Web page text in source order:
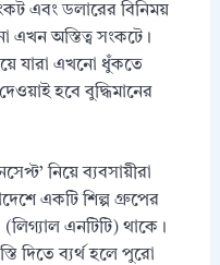
এবং ডলারের বিনিময়
এখন অস্তিত্ব সংকটে।
যারা এখনো ধুঁকতে
হবে বুদ্ধিমানের
নিয়ে ব্যবসায়ীরা
একটি শিল্প গ্রুপের
(লিগ্যাল এনটিটি) থাকে।
দিতে ব্যর্থ হলে পুরো